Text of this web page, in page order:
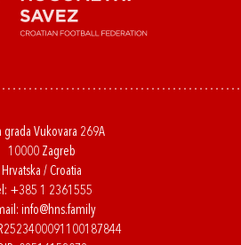
grada Vukovara 269A
10000 Zagreb
Hrvatska / Croatia
+385 1 2361555
info@hns.family